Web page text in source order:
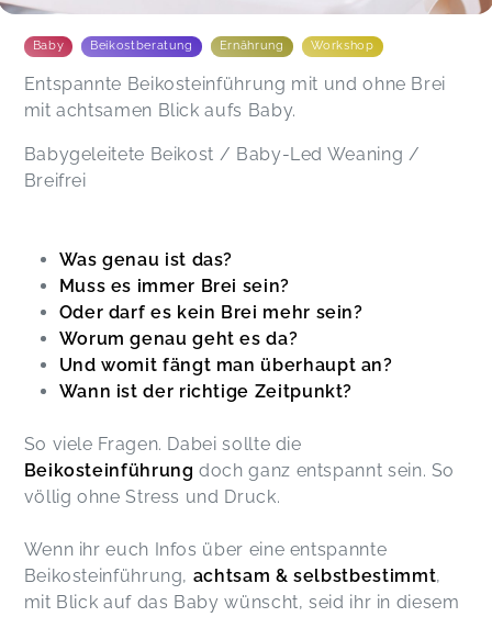
Baby Beikostberatung Ernährung Workshop
Entspannte Beikosteinführung mit und ohne Brei
mit achtsamen Blick aufs Baby.
Babygeleitete Beikost / Baby-Led Weaning /
Breifrei
Was genau ist das?
Muss es immer Brei sein?
Oder darf es kein Brei mehr sein?
Worum genau geht es da?
Und womit fängt man überhaupt an?
Wann ist der richtige Zeitpunkt?
So viele Fragen. Dabei sollte die
Beikosteinführung doch ganz entspannt sein. So
völlig ohne Stress und Druck.
Wenn ihr euch Infos über eine entspannte
Beikosteinführung, achtsam & selbstbestimmt,
mit Blick auf das Baby wünscht, seid ihr in diesem